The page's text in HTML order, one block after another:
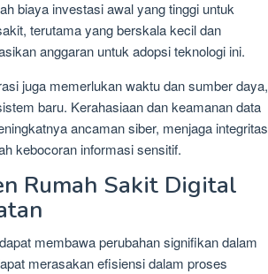
biaya investasi awal yang tinggi untuk
terutama yang berskala kecil dan
anggaran untuk adopsi teknologi ini.
juga memerlukan waktu dan sumber daya,
baru. Kerahasiaan dan keamanan data
ancaman siber, menjaga integritas
kebocoran informasi sensitif.
Rumah Sakit Digital
membawa perubahan signifikan dalam
merasakan efisiensi dalam proses